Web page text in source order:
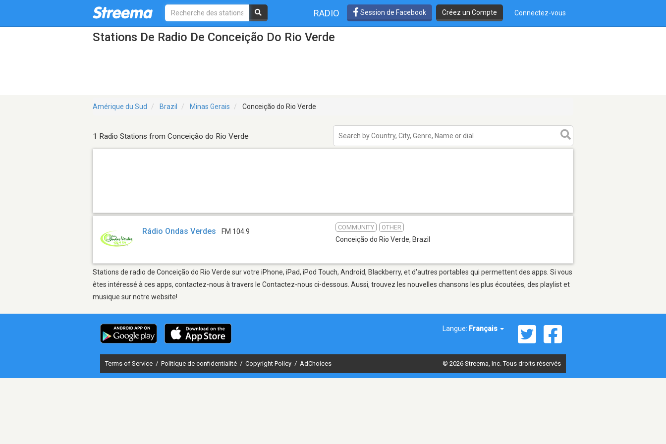
RADIO Session de Facebook Créez un Compte Connectez-vous
Stations De Radio De Conceição Do Rio Verde
Amérique du Sud Brazil Minas Gerais Conceição do Rio Verde
1 Radio Stations from Conceição do Rio Verde
Rádio Ondas Verdes FM 104.9
COMMUNITY OTHER
Conceição do Rio Verde, Brazil
Stations de radio de Conceição do Rio Verde sur votre iPhone, iPad, iPod Touch, Android, Blackberry, et d'autres portables qui permettent des apps. Si vous
êtes intéressé à ces apps, contactez-nous à travers le Contactez-nous ci-dessous. Aussi, trouvez les nouvelles chansons les plus écoutées, des playlist et
musique sur notre website!
Langue: Français
Terms of Service / Politique de confidentialité / Copyright Policy / AdChoices © 2026 Streema, Inc. Tous droits réservés